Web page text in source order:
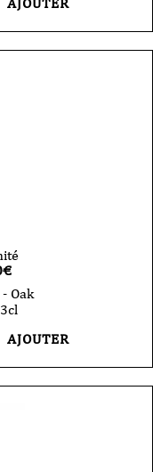
€
Oak
AJOUTER